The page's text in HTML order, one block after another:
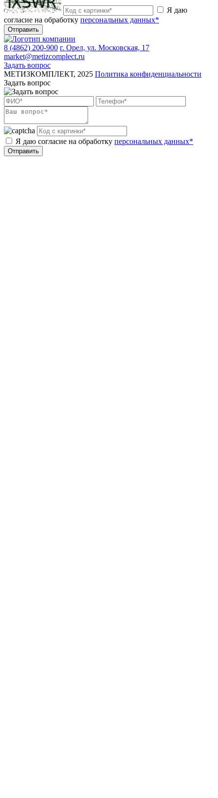
Я даю
согласие на обработку персональных данных*
Отправить
8 (4862) 200-900 г. Орел, ул. Московская, 17
market@metizcomplect.ru
Задать вопрос
МЕТИЗКОМПЛЕКТ, 2025 Политика конфиденциальности
Задать вопрос
Я даю согласие на обработку персональных данных*
Отправить